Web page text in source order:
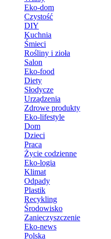
Eko-dom
Czystość
DIY
Kuchnia
Śmieci
Rośliny i zioła
Salon
Eko-food
Diety
Słodycze
Urządzenia
Zdrowe produkty
Eko-lifestyle
Dom
Dzieci
Praca
Życie codzienne
Eko-logia
Klimat
Odpady
Plastik
Recykling
Środowisko
Zanieczyszczenie
Eko-news
Polska